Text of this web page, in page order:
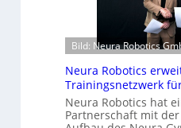
r
h
ä
l
t
S
e
Bild: Neura Robotics
Neura Robotics
Trainingsnetzwerk
Neura Robotics hat
Partnerschaft mit der